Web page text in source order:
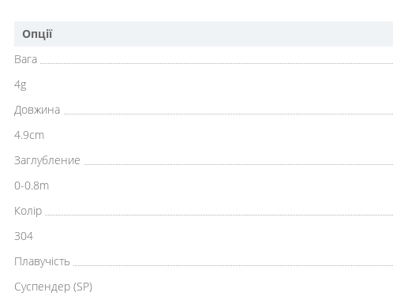
Опції
Вага
4g
Довжина
4.9cm
Заглубление
0-0.8m
Колір
304
Плавучість
Cуспендер (SP)